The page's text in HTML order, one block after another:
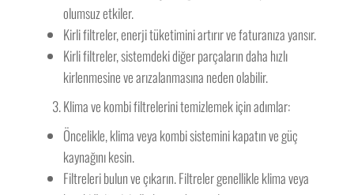
olumsuz etkiler.
Kirli filtreler, enerji tüketimini artırır ve faturanıza yansır.
Kirli filtreler, sistemdeki diğer parçaların daha hızlı
kirlenmesine ve arızalanmasına neden olabilir.
Klima ve kombi filtrelerini temizlemek için adımlar:
Öncelikle, klima veya kombi sistemini kapatın ve güç
kaynağını kesin.
Filtreleri bulun ve çıkarın. Filtreler genellikle klima veya